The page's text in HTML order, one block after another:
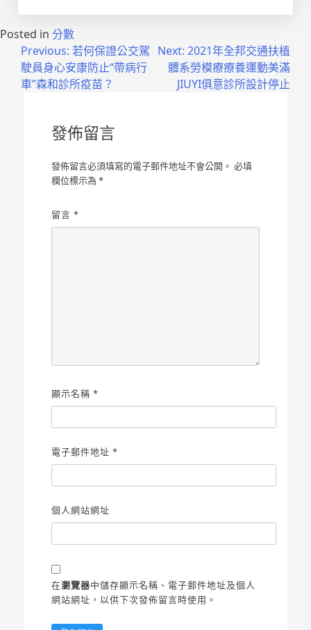
Posted in 分數
Previous: 若何保證公交駕
駛員身心安康防止“帶病行
車”森和診所疫苗？
Next: 2021年全邦交通扶植
體系勞模療療養運動美滿
JIUYI俱意診所設計停止
發佈留言
發佈留言必須填寫的電子郵件地址不會公開。 必填
欄位標示為*
留言*
顯示名稱*
電子郵件地址*
個人網站網址
在瀏覽器中儲存顯示名稱、電子郵件地址及個人
網站網址，以供下次發佈留言時使用。